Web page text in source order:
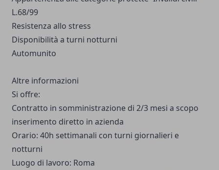
L.68/99
Resistenza allo stress
Disponibilità a turni notturni
Automunito
Altre informazioni
Si offre:
Contratto in somministrazione di 2/3 mesi a scopo
inserimento diretto in azienda
Orario: 40h settimanali con turni giornalieri e
notturni
Luogo di lavoro: Roma